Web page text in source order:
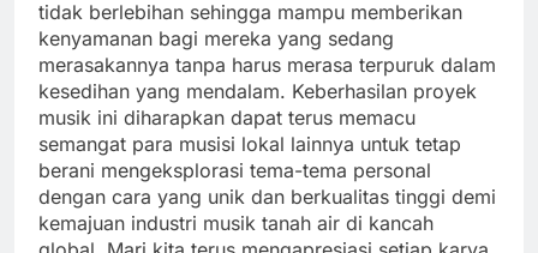
tidak berlebihan sehingga mampu memberikan
kenyamanan bagi mereka yang sedang
merasakannya tanpa harus merasa terpuruk dalam
kesedihan yang mendalam. Keberhasilan proyek
musik ini diharapkan dapat terus memacu
semangat para musisi lokal lainnya untuk tetap
berani mengeksplorasi tema-tema personal
dengan cara yang unik dan berkualitas tinggi demi
kemajuan industri musik tanah air di kancah